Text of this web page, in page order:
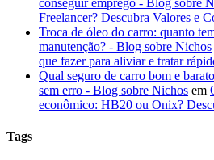
Freelancer? Descubra Valores e
Troca de óleo do carro: quanto
manutenção? - Blog sobre Nichos
que fazer para aliviar e tratar
Qual seguro de carro bom e
sem erro - Blog sobre Nichos em
econômico: HB20 ou Onix?
Tags